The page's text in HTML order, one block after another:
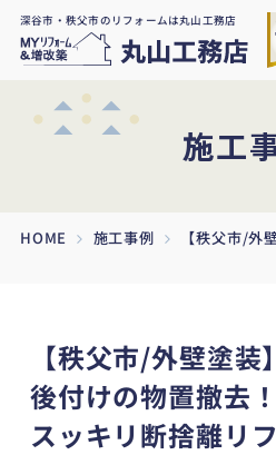
深谷市・秩父市のリフォームは丸山工務店
施工
HOME 施工事例 【秩父市/外
【秩父市/外壁塗
後付けの物置撤去
スッキリ断捨離リ